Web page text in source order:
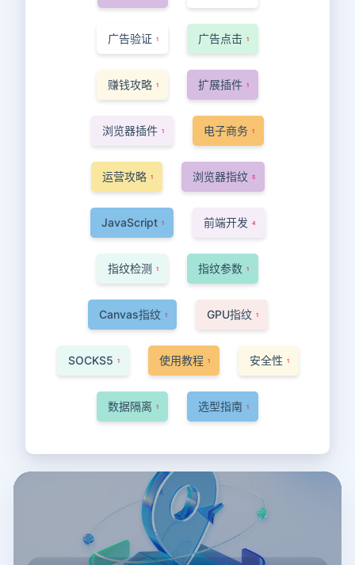
广告验证 1 广告点击 1
赚钱攻略 1 扩展插件 1
浏览器插件 1 电子商务 1
运营攻略 1 浏览器指纹 5
JavaScript 1 前端开发 4
指纹检测 1 指纹参数 1
Canvas指纹 1 GPU指纹 1
SOCKS5 1 使用教程 1 安全性 1
数据隔离 1 选型指南 1